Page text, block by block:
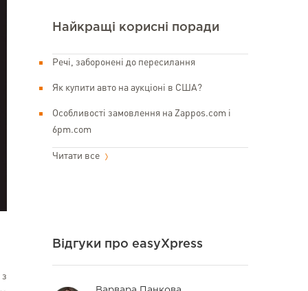
Найкращі корисні поради
Речі, заборонені до пересилання
Як купити авто на аукціоні в США?
Особливості замовлення на Zappos.com і
6pm.com
Читати все
Відгуки про easyXpress